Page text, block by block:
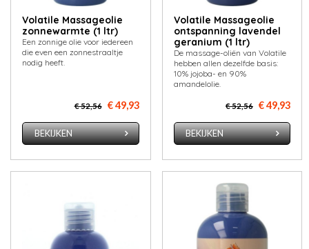
Volatile Massageolie
zonnewarmte (1 ltr)
Een zonnige olie voor iedereen
die even een zonnestraaltje
nodig heeft.
€ 52,56 € 49,93
BEKIJKEN
Volatile Massageolie
ontspanning lavendel
geranium (1 ltr)
De massage-oliën van Volatile
hebben allen dezelfde basis:
10% jojoba- en 90%
amandelolie.
€ 52,56 € 49,93
BEKIJKEN